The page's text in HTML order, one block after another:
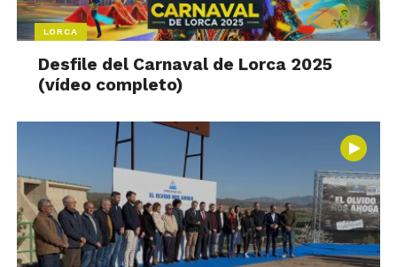
LORCA
Desfile del Carnaval de Lorca 2025
(vídeo completo)